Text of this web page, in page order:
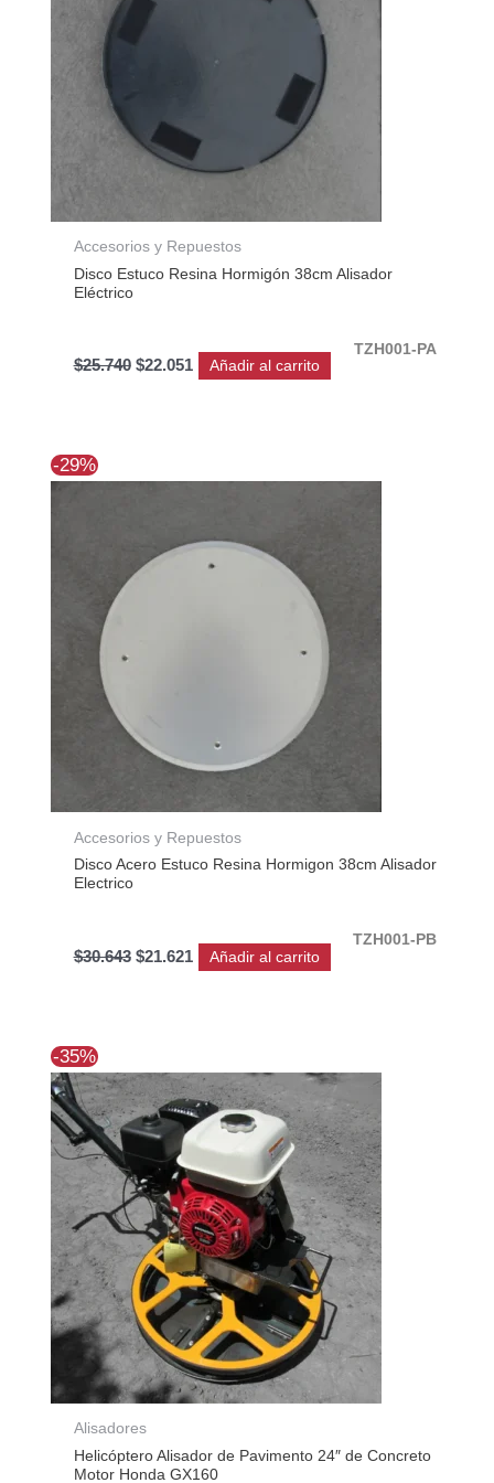
Accesorios y Repuestos
Disco Estuco Resina Hormigón 38cm Alisador
Eléctrico
TZH001-PA
$25.740 $22.051 Añadir al carrito
-29%
Accesorios y Repuestos
Disco Acero Estuco Resina Hormigon 38cm Alisador
Electrico
TZH001-PB
$30.643
precio
$30.643.
$21.621
precio
$21.621.
Añadir al carrito
-35%
Alisadores
Helicóptero Alisador de Pavimento 24″ de Concreto
Motor Honda GX160
precio
original
era:
$1.593.398.
precio
actual
es:
$1.030.001.